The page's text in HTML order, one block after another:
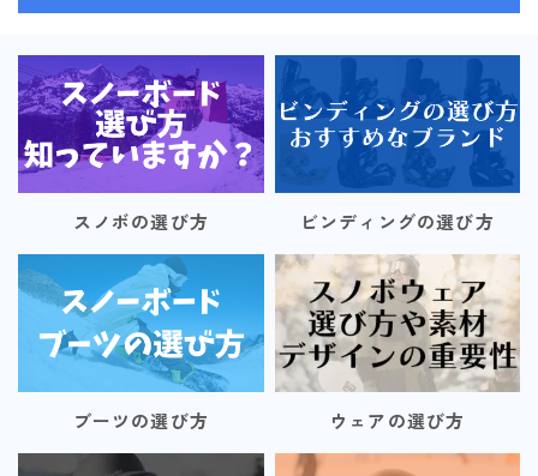
スノボの選び方 ビンディングの選び方
ブーツの選び方 ウェアの選び方